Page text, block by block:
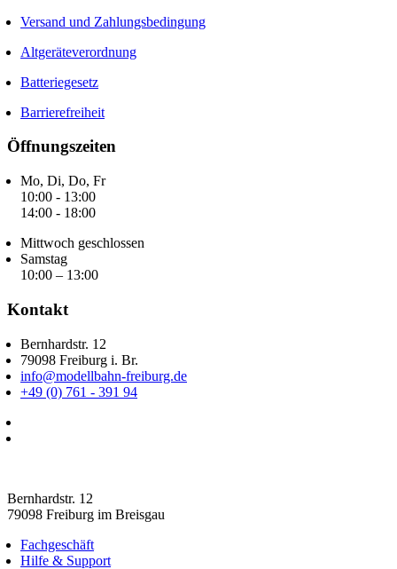
Versand und Zahlungsbedingung
Altgeräteverordnung
Batteriegesetz
Barrierefreiheit
Öffnungszeiten
Mo, Di, Do, Fr
10:00 - 13:00
14:00 - 18:00
Mittwoch geschlossen
Samstag
10:00 – 13:00
Kontakt
Bernhardstr. 12
79098 Freiburg i. Br.
info@modellbahn-freiburg.de
+49 (0) 761 - 391 94
Bernhardstr. 12
79098 Freiburg im Breisgau
Fachgeschäft
Hilfe & Support